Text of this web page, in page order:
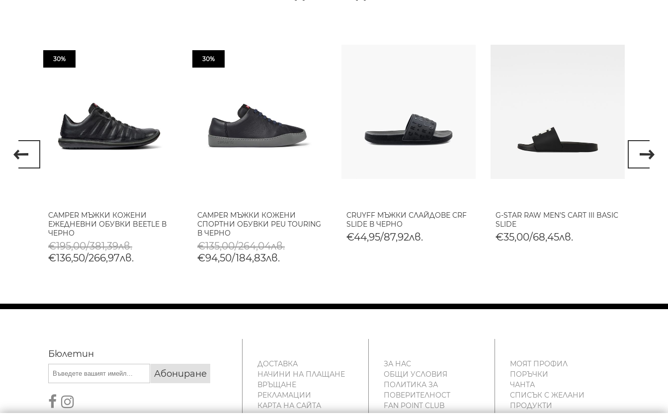
30%
CAMPER МЪЖКИ КОЖЕНИ
ЕЖЕДНЕВНИ ОБУВКИ BEETLE В
ЧЕРНО
€195,00/381,39лв.
€136,50/266,97лв.
30%
CAMPER МЪЖКИ КОЖЕНИ
СПОРТНИ ОБУВКИ PEU TOURING
В ЧЕРНО
€135,00/264,04лв.
€94,50/184,83лв.
CRUYFF МЪЖКИ СЛАЙДОВЕ CRF
SLIDE В ЧЕРНО
€44,95/87,92лв.
G-STAR RAW MEN'S CART III BASIC
SLIDE
€35,00/68,45лв.
Бюлетин
Абониране
ДОСТАВКА
НАЧИНИ НА ПЛАЩАНЕ
ВРЪЩАНЕ
РЕКЛАМАЦИИ
КАРТА НА САЙТА
ЗА НАС
ОБЩИ УСЛОВИЯ
ПОЛИТИКА ЗА
ПОВЕРИТЕЛНОСТ
FAN POINT CLUB
МОЯТ ПРОФИЛ
ПОРЪЧКИ
ЧАНТА
СПИСЪК С ЖЕЛАНИ
ПРОДУКТИ